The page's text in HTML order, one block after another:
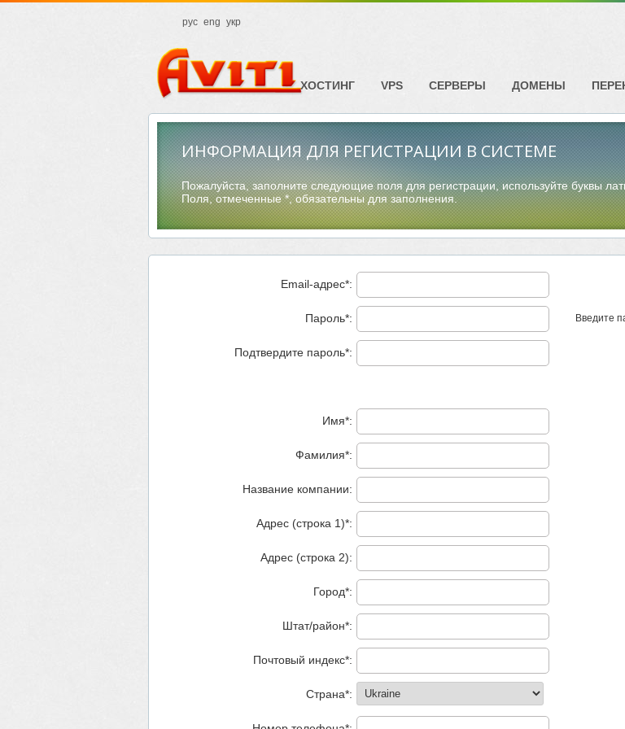
рус eng укр
ХОСТИНГ VPS СЕРВЕРЫ ДОМЕНЫ
ИНФОРМАЦИЯ ДЛЯ РЕГИСТРАЦИИ В СИСТЕМЕ
Пожалуйста, заполните следующие поля для регистрации, используйте буквы
Поля, отмеченные *, обязательны для заполнения.
Email-адрес*:
Пароль*: Введите
Подтвердите пароль*:
Имя*:
Фамилия*:
Название компании:
Адрес (строка 1)*:
Адрес (строка 2):
Город*:
Штат/район*:
Почтовый индекс*:
Страна*: